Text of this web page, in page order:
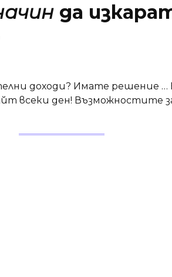
да
доходи? Имате решение …
всеки ден! Възможностите